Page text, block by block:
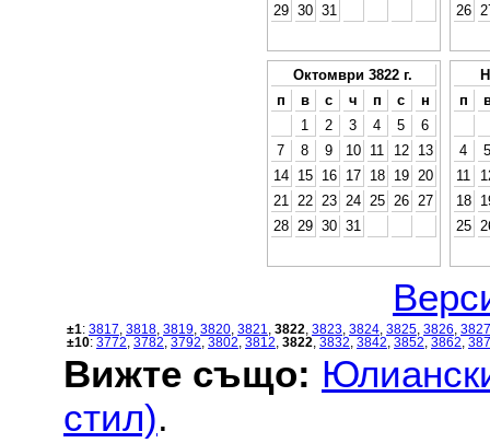
29 30 31
26
Октомври 3822 г.
п
в с ч п с
н
1
2 3 4 5
6
7
8 9 10 11 12
13
14
15 16 17 18 19
20
21
22 23 24 25 26
27
28
29 30 31
п
4
5
11
18
25
±1: 3817 3818 3819 3820 3821 3822 3823 3824 3825 3826 3827
±10: 3772 3782 3792 3802 3812 3822 3832 3842 3852 3862
Вижте също:
стил).